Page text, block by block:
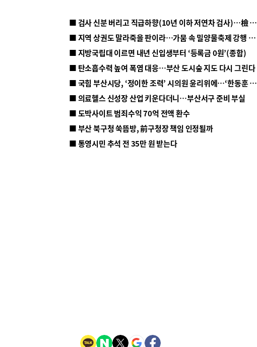
■ 검사 신분 버리고 직급하향(10년 이하 저연차 검사)…檢 중수청행 기피
■ 지역 상권도 말라죽을 판이라…가뭄 속 밀양물축제 강행 논란
■ 지방국립대 이르면 내년 신입생부터 ‘등록금 0원’(종합)
■ 탄소흡수력 높여 폭염 대응…부산 도시숲 지도 다시 그린다
■ 국힘 부산시당, ‘정이한 조력’ 시의원 윤리위에…‘한동훈 지지’도 신고접수
■ 의료헬스 신성장 산업 키운다더니…부산서구 준비 부실
■ 도박사이트 범죄수익 70억 전액 환수
■ 부산 북구청 쑥뜸방, 前구청장 책임 인정될까
■ 통영시민 추석 전 35만 원 받는다